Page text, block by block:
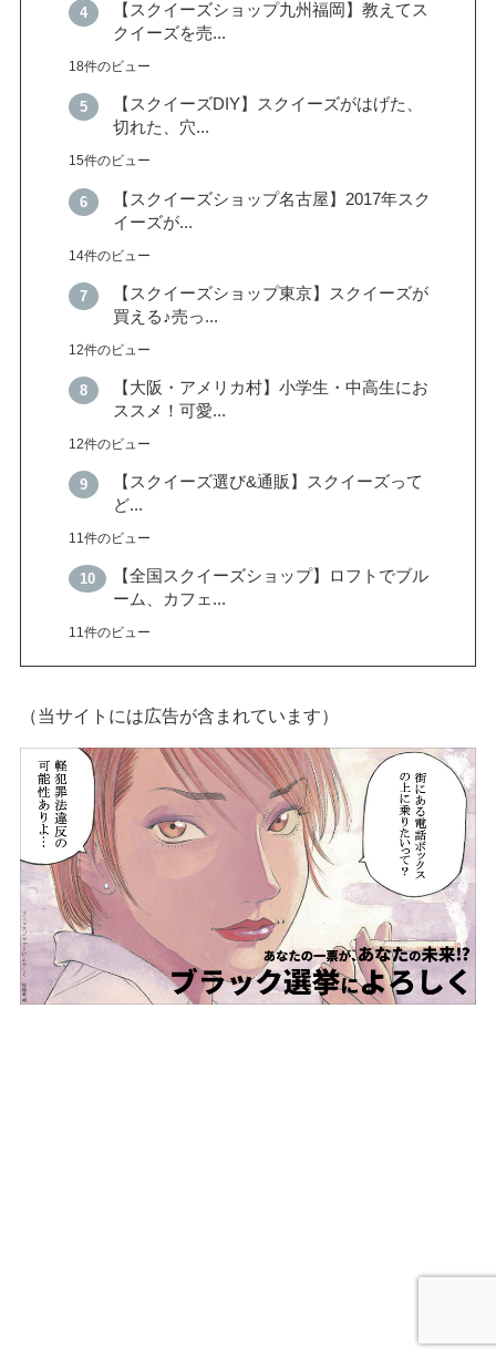
【スクイーズショップ九州福岡】教えてス
クイーズを売...
18件のビュー
【スクイーズDIY】スクイーズがはげた、
切れた、穴...
15件のビュー
【スクイーズショップ名古屋】2017年スク
イーズが...
14件のビュー
【スクイーズショップ東京】スクイーズが
買える♪売っ...
12件のビュー
【大阪・アメリカ村】小学生・中高生にお
ススメ！可愛...
12件のビュー
【スクイーズ選び&通販】スクイーズって
ど...
11件のビュー
【全国スクイーズショップ】ロフトでブル
ーム、カフェ...
11件のビュー
（当サイトには広告が含まれています）